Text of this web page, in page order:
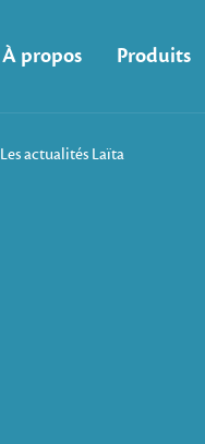
À propos Produits
Les actualités Laïta